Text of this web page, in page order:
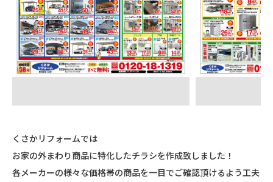
くさかリフォームでは
お家の外まわり商品に特化したチラシを作成致しました！
各メーカーの様々な価格帯の商品を一目でご確認頂けるよう工夫